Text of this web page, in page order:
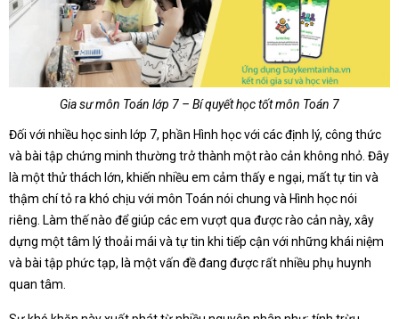
Gia sư môn Toán lớp 7 – Bí quyết học tốt môn Toán 7
Đối với nhiều học sinh lớp 7, phần Hình học với các định lý, công thức
và bài tập chứng minh thường trở thành một rào cản không nhỏ. Đây
là một thử thách lớn, khiến nhiều em cảm thấy e ngại, mất tự tin và
thậm chí tỏ ra khó chịu với môn Toán nói chung và Hình học nói
riêng. Làm thế nào để giúp các em vượt qua được rào cản này, xây
dựng một tâm lý thoải mái và tự tin khi tiếp cận với những khái niệm
và bài tập phức tạp, là một vấn đề đang được rất nhiều phụ huynh
quan tâm.